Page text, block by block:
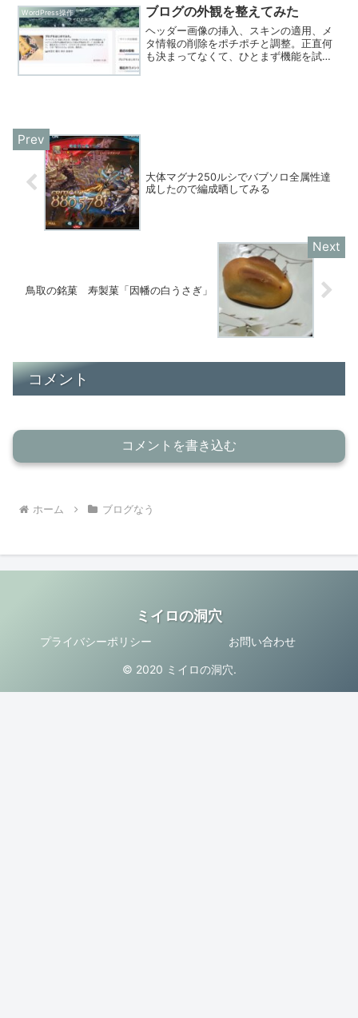
だ色々設定した方が良いとヘルスチェッ
クで出ました。道は長いで...
WordPress操作 ブログの外観を整えてみた
ヘッダー画像の挿入、スキンの適用、メ
タ情報の削除をポチポチと調整。正直何
も決まってなくて、ひとまず機能を試し
大体マグナ250ルシでバブソロ全属性達
成したので編成晒してみる
鳥取の銘菓 寿製菓「因幡の白うさぎ」
コメント
コメントを書き込む
ホーム ブログなう
ミイロの洞穴
プライバシーポリシー お問い合わせ
© 2020 ミイロの洞穴.